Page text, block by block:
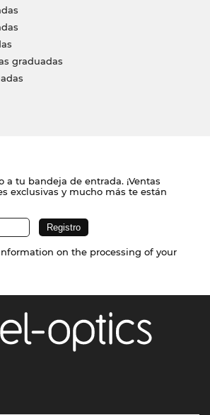
graduadas
a tu bandeja de entrada. ¡Ventas
exclusivas y mucho más te están
on the processing of your